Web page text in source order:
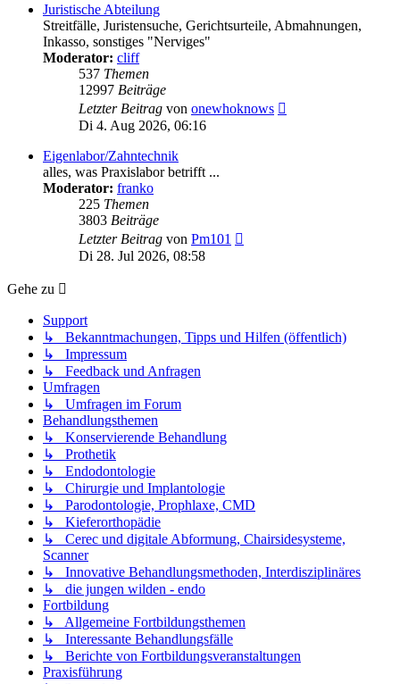
Juristische Abteilung
Streitfälle, Juristensuche, Gerichtsurteile, Abmahnungen,
Inkasso, sonstiges "Nerviges"
Moderator: cliff
537 Themen
12997 Beiträge
Letzter Beitrag von onewhoknows
Di 4. Aug 2026, 06:16
Eigenlabor/Zahntechnik
alles, was Praxislabor betrifft ...
Moderator: franko
225 Themen
3803 Beiträge
Letzter Beitrag von Pm101
Di 28. Jul 2026, 08:58
Gehe zu
Support
↳ Bekanntmachungen, Tipps und Hilfen (öffentlich)
↳ Impressum
↳ Feedback und Anfragen
Umfragen
↳ Umfragen im Forum
Behandlungsthemen
↳ Konservierende Behandlung
↳ Prothetik
↳ Endodontologie
↳ Chirurgie und Implantologie
↳ Parodontologie, Prophlaxe, CMD
↳ Kieferorthopädie
↳ Cerec und digitale Abformung, Chairsidesysteme,
Scanner
↳ Innovative Behandlungsmethoden, Interdisziplinäres
↳ die jungen wilden - endo
Fortbildung
↳ Allgemeine Fortbildungsthemen
↳ Interessante Behandlungsfälle
↳ Berichte von Fortbildungsveranstaltungen
Praxisführung